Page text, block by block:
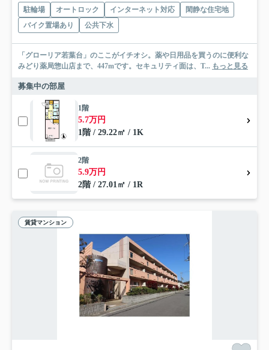
駐輪場 オートロック インターネット対応
閑静な住宅地
バイク置場あり
公共下水
「グローリア若葉台」のここがイチオシ。薬や日用品を買うのに便利な
みどり薬局惣山店まで、447mです。セキュリティ面は、T... もっと見る
募集中の部屋
1階
5.7万円
1階 / 29.22㎡ / 1K
2階
5.9万円
2階 / 27.01㎡ / 1R
賃貸マンション